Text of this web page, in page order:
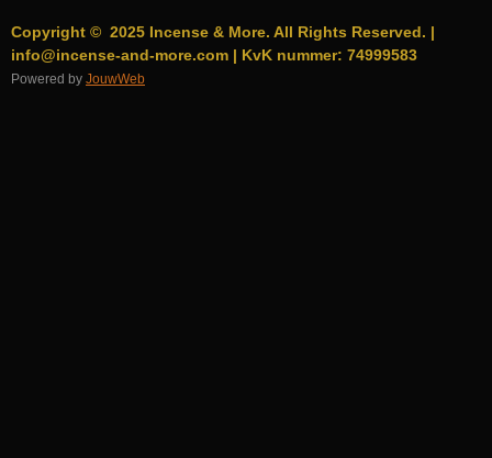
Copyright © 2025 Incense & More. All Rights Reserved. |
info@incense-and-more.com | KvK nummer: 74999583
Powered by JouwWeb